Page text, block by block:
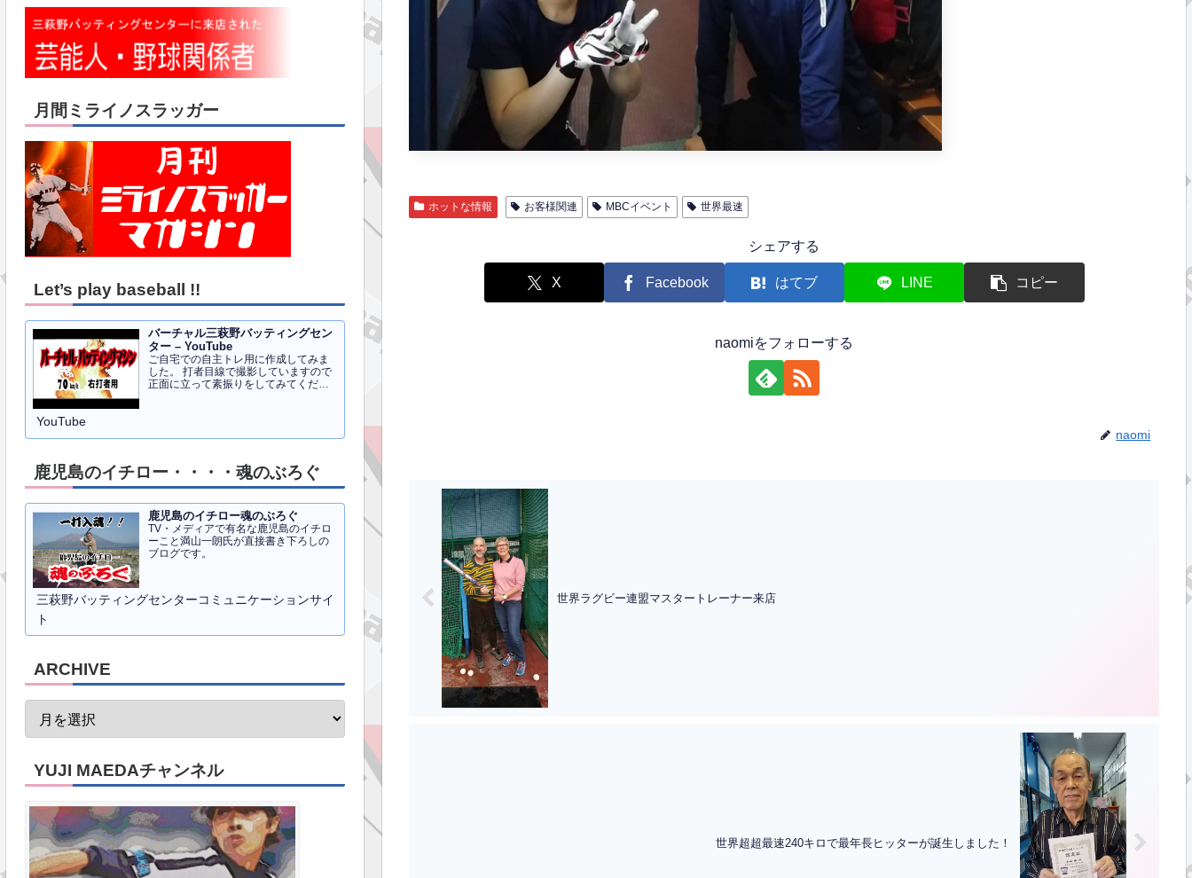
ホットな情報 お客様関連 MBCイベント 世界最速
シェアする
X Facebook はてブ LINE コピー
naomiをフォローする
naomi
世界ラグビー連盟マスタートレーナー来店
世界超超最速240キロで最年長ヒッターが誕生しました！
月間ミライノスラッガー
Let’s play baseball !!
バーチャル三萩野バッティングセン
ター – YouTube
ご自宅での自主トレ用に作成してみま
した。 打者目線で撮影していますので
正面に立って素振りをしてみてくださ
YouTube
鹿児島のイチロー・・・・魂のぶろぐ
鹿児島のイチロー魂のぶろぐ
TV・メディアで有名な鹿児島のイチロ
ーこと満山一朗氏が直接書き下ろしの
ブログです。
三萩野バッティングセンターコミュニケーションサイ
ト
ARCHIVE
YUJI MAEDAチャンネル